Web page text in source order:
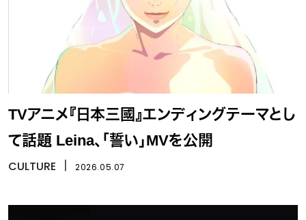
TVアニメ『日本三國』エンディングテーマとし
て話題 Leina、「誓い」MVを公開
CULTURE 2026.05.07